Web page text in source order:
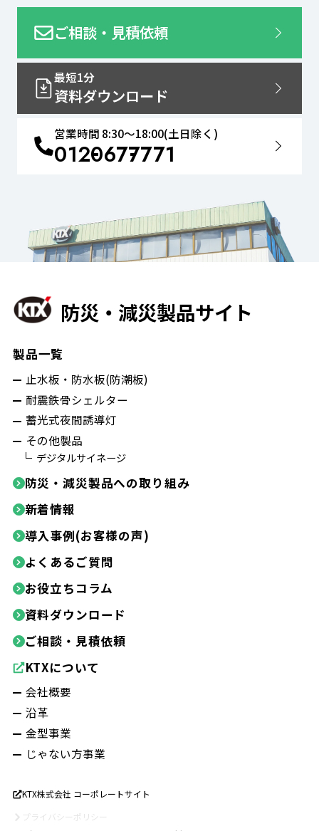
ご相談・見積依頼
最短1分
資料ダウンロード
営業時間 8:30〜18:00(土日除く)
0120677771
防災・減災製品サイト
製品一覧
止水板・防水板(防潮板)
耐震鉄骨シェルター
蓄光式夜間誘導灯
その他製品
デジタルサイネージ
防災・減災製品への取り組み
新着情報
導入事例(お客様の声)
よくあるご質問
お役立ちコラム
資料ダウンロード
ご相談・見積依頼
KTXについて
会社概要
沿革
金型事業
じゃない方事業
KTX株式会社 コーポレートサイト
プライバシーポリシー